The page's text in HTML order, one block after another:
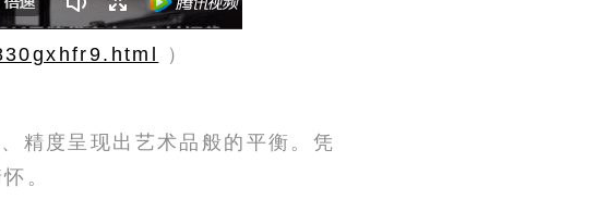
）
精度呈现出艺术品般的平衡。凭
。